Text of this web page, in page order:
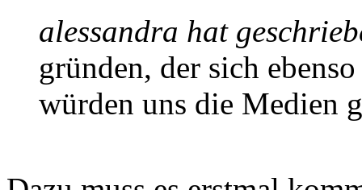
alessandra hat
gründen, der sich
würden uns die Medien